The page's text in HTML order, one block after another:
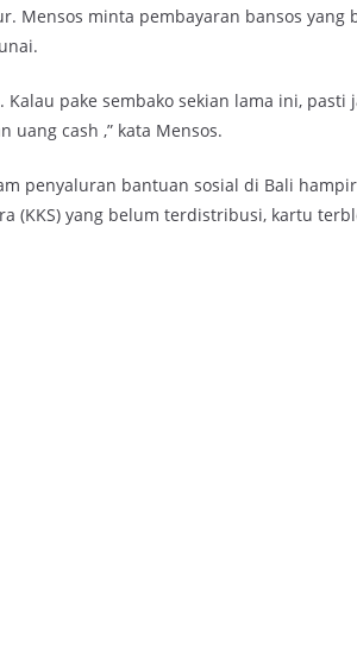
Mensos minta pembayaran bansos yang
pake sembako sekian lama ini,
uang cash ,” kata Mensos.
penyaluran bantuan sosial di Bali
(KKS) yang belum terdistribusi, kartu